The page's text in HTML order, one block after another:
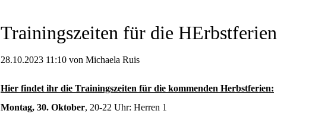
Trainingszeiten für die HErbstferien
28.10.2023 11:10 von Michaela Ruis
Hier findet ihr die Trainingszeiten für die kommenden Herbstferien:
Montag, 30. Oktober, 20-22 Uhr: Herren 1